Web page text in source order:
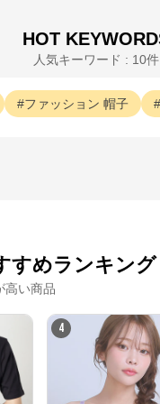
HOT
人気キーワード : 10件
ファッション 帽子
すめランキング
高い商品
4